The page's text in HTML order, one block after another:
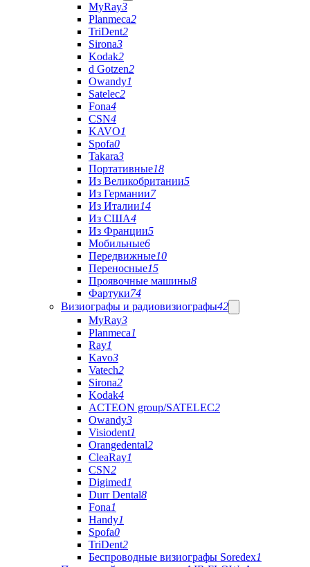
MyRay3
Planmeca2
TriDent2
Sirona3
Kodak2
d Gotzen2
Owandy1
Satelec2
Fona4
CSN4
KAVO1
Spofa0
Takara3
Портативные18
Из Великобритании5
Из Германии7
Из Италии14
Из США4
Из Франции5
Мобильные6
Передвижные10
Переносные15
Проявочные машины8
Фартуки74
Визиографы и радиовизиографы42
MyRay3
Planmeca1
Ray1
Kavo3
Vatech2
Sirona2
Kodak4
ACTEON group/SATELEC2
Owandy3
Visiodent1
Orangedental2
CleaRay1
CSN2
Digimed1
Durr Dental8
Fona1
Handy1
Spofa0
TriDent2
Беспроводные визиографы Soredex1